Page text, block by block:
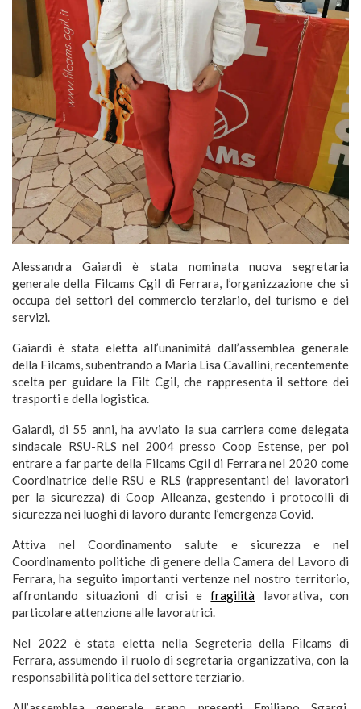
Alessandra Gaiardi è stata nominata nuova segretaria
generale della Filcams Cgil di Ferrara, l’organizzazione che si
occupa dei settori del commercio terziario, del turismo e dei
servizi.
Gaiardi è stata eletta all’unanimità dall’assemblea generale
della Filcams, subentrando a Maria Lisa Cavallini, recentemente
scelta per guidare la Filt Cgil, che rappresenta il settore dei
trasporti e della logistica.
Gaiardi, di 55 anni, ha avviato la sua carriera come delegata
sindacale RSU-RLS nel 2004 presso Coop Estense, per poi
entrare a far parte della Filcams Cgil di Ferrara nel 2020 come
Coordinatrice delle RSU e RLS (rappresentanti dei lavoratori
per la sicurezza) di Coop Alleanza, gestendo i protocolli di
sicurezza nei luoghi di lavoro durante l’emergenza Covid.
Attiva nel Coordinamento salute e sicurezza e nel
Coordinamento politiche di genere della Camera del Lavoro di
Ferrara, ha seguito importanti vertenze nel nostro territorio,
affrontando situazioni di crisi efragilità lavorativa, con
particolare attenzione alle lavoratrici.
Nel 2022 è stata eletta nella Segreteria della Filcams di
Ferrara, assumendo il ruolo di segretaria organizzativa, con la
responsabilità politica del settore terziario.